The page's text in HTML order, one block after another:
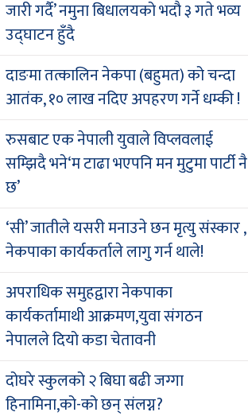
जारी गर्दै’ नमुना बिधालयको भदौ ३ गते भव्य
उद्घाटन हुँदै
दाङमा तत्कालिन नेकपा (बहुमत) को चन्दा
आतंक, १० लाख नदिए अपहरण गर्ने धम्की !
रुसबाट एक नेपाली युवाले विप्लवलाई
सम्झिदै भने‘म टाढा भएपनि मन मुटुमा पार्टी नै
छ’
‘सी’ जातीले यसरी मनाउने छन मृत्यु संस्कार ,
नेकपाका कार्यकर्ताले लागु गर्न थाले!
अपराधिक समुहद्वारा नेकपाका
कार्यकर्तामाथी आक्रमण,युवा संगठन
नेपालले दियो कडा चेतावनी
दोघरे स्कुलको २ बिघा बढी जग्गा
हिनामिना,को-को छन् संलग्न?